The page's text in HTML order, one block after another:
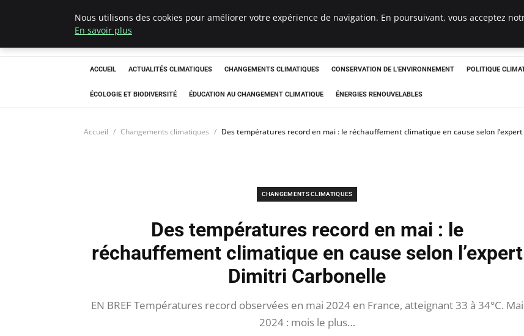
Climatedebtagents
ACCUEIL ACTUALITÉS CLIMATIQUES CHANGEMENTS CLIMATIQUES CONSERVATION DE L'ENVIRONNEMENT POLITIQUE
ÉCOLOGIE ET BIODIVERSITÉ ÉDUCATION AU CHANGEMENT CLIMATIQUE ÉNERGIES RENOUVELABLES
Accueil Changements climatiques Des températures record en mai : le réchauffement climatique en cause selon
CHANGEMENTS CLIMATIQUES
Des températures record en mai : le
réchauffement climatique en cause selon l’expert
Dimitri Carbonelle
EN BREF Températures record observées en mai 2024 en France, atteignant 33 à 34°C. Mai
2024 : mois le plus…
Nous utilisons des cookies pour améliorer votre expérience de navigation. En poursuivant, vous acceptez
En savoir plus